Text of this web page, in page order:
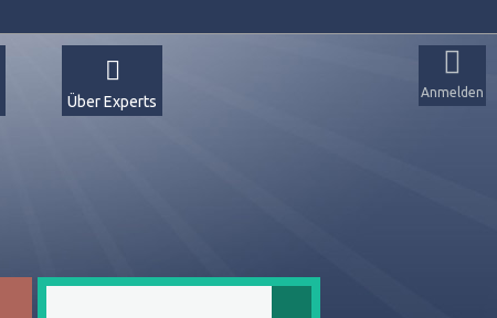
Anmelden
Über Experts